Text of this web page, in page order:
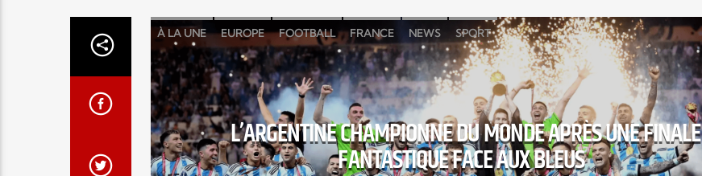
À LA UNE EUROPE FOOTBALL FRANCE NEWS SPORT
L’ARGENTINE CHAMPIONNE DU MONDE APRÈS UNE FINALE
FANTASTIQUE FACE AUX BLEUS